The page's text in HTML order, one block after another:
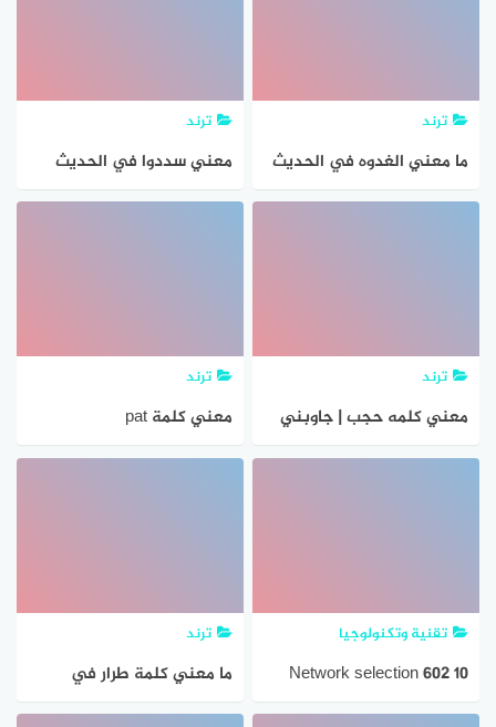
ترند
ما معني الغدوه في الحديث
الشريف؟
ترند
معني سددوا في الحديث
الشريف
ترند
معني كلمه حجب | جاوبني
هوست
ترند
معني كلمة pat
تقنية وتكنولوجيا
Network selection 602 10
معني
ترند
ما معني كلمة طرار في
السعودية